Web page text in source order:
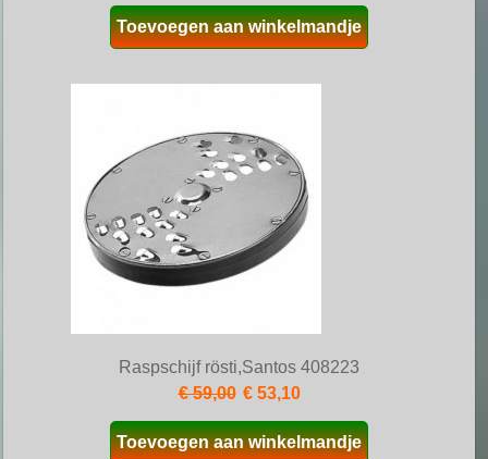
Toevoegen aan winkelmandje
Raspschijf rösti,Santos 408223
€ 59,00 € 53,10
Toevoegen aan winkelmandje